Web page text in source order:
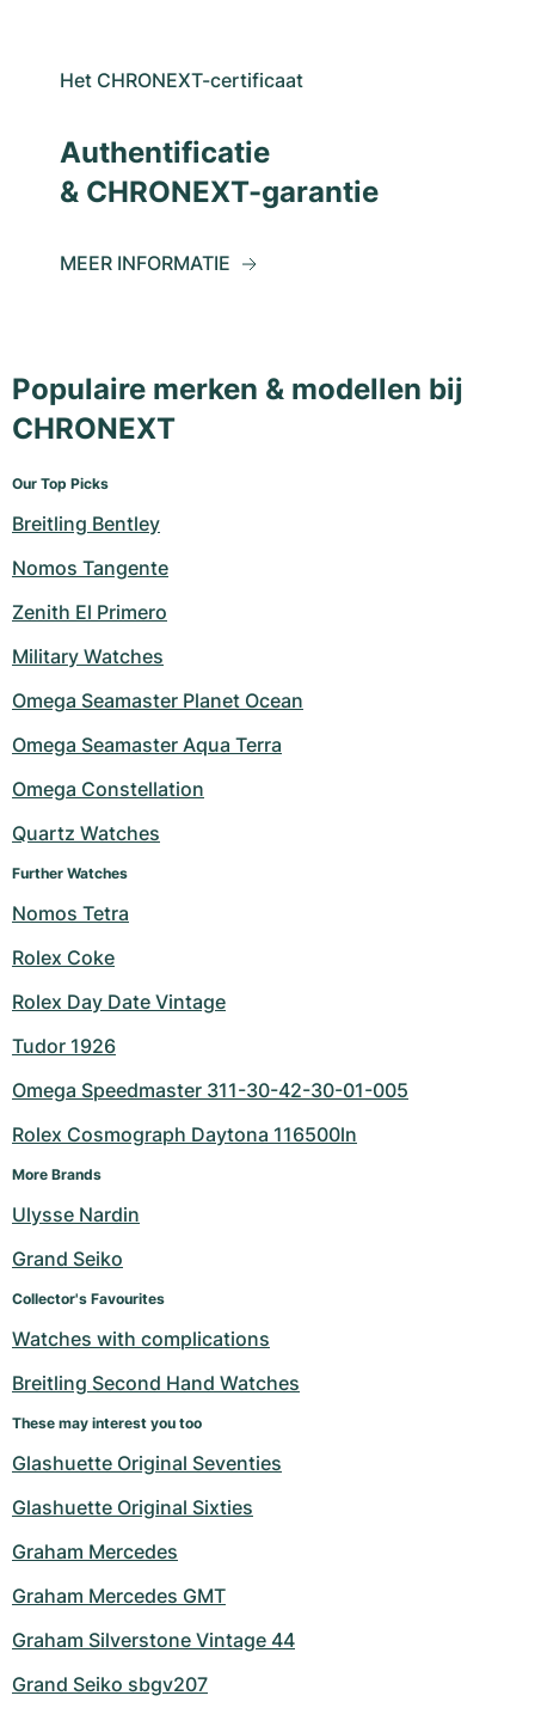
Het CHRONEXT-certificaat
Authentificatie
& CHRONEXT-garantie
MEER INFORMATIE
Populaire merken & modellen bij
CHRONEXT
Our Top Picks
Breitling Bentley
Nomos Tangente
Zenith El Primero
Military Watches
Omega Seamaster Planet Ocean
Omega Seamaster Aqua Terra
Omega Constellation
Quartz Watches
Further Watches
Nomos Tetra
Rolex Coke
Rolex Day Date Vintage
Tudor 1926
Omega Speedmaster 311-30-42-30-01-005
Rolex Cosmograph Daytona 116500ln
More Brands
Ulysse Nardin
Grand Seiko
Collector's Favourites
Watches with complications
Breitling Second Hand Watches
These may interest you too
Glashuette Original Seventies
Glashuette Original Sixties
Graham Mercedes
Graham Mercedes GMT
Graham Silverstone Vintage 44
Grand Seiko sbgv207